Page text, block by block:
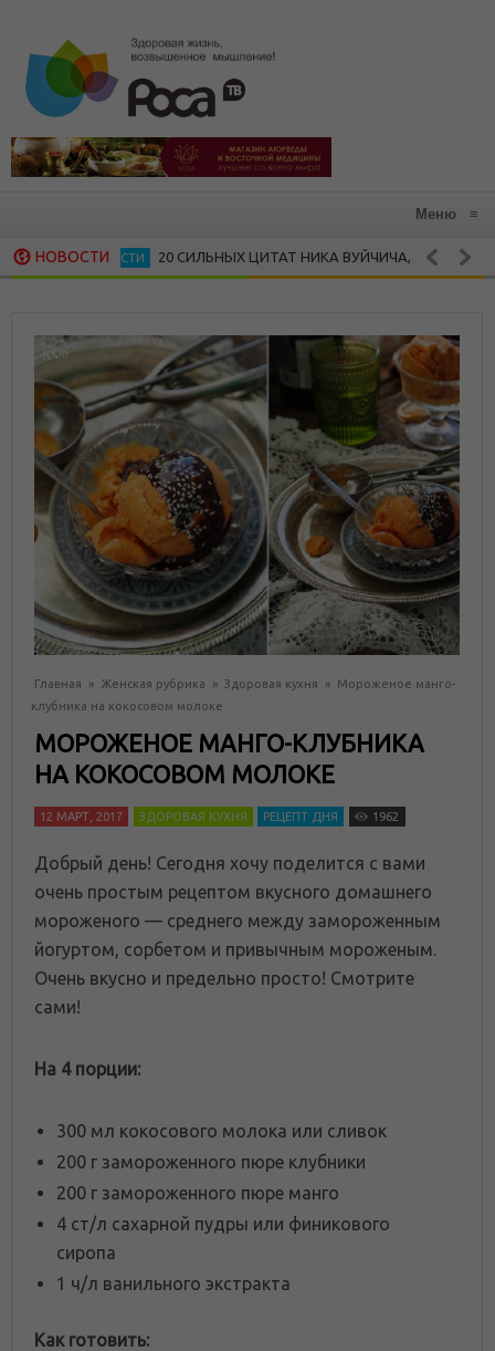
Меню ≡
НОВОСТИ
ЛИЧНОСТИ 20 СИЛЬНЫХ ЦИТАТ НИКА ВУЙЧИЧА, КОТОРЫЕ
Главная » Женская рубрика » Здоровая кухня » Мороженое манго-
клубника на кокосовом молоке
МОРОЖЕНОЕ МАНГО-КЛУБНИКА
НА КОКОСОВОМ МОЛОКЕ
12 МАРТ, 2017 ЗДОРОВАЯ КУХНЯ РЕЦЕПТ ДНЯ 1962
Добрый день! Сегодня хочу поделится с вами
очень простым рецептом вкусного домашнего
мороженого — среднего между замороженным
йогуртом, сорбетом и привычным мороженым.
Очень вкусно и предельно просто! Смотрите
сами!
На 4 порции:
300 мл кокосового молока или сливок
200 г замороженного пюре клубники
200 г замороженного пюре манго
4 ст/л сахарной пудры или финикового
сиропа
1 ч/л ванильного экстракта
Как готовить: